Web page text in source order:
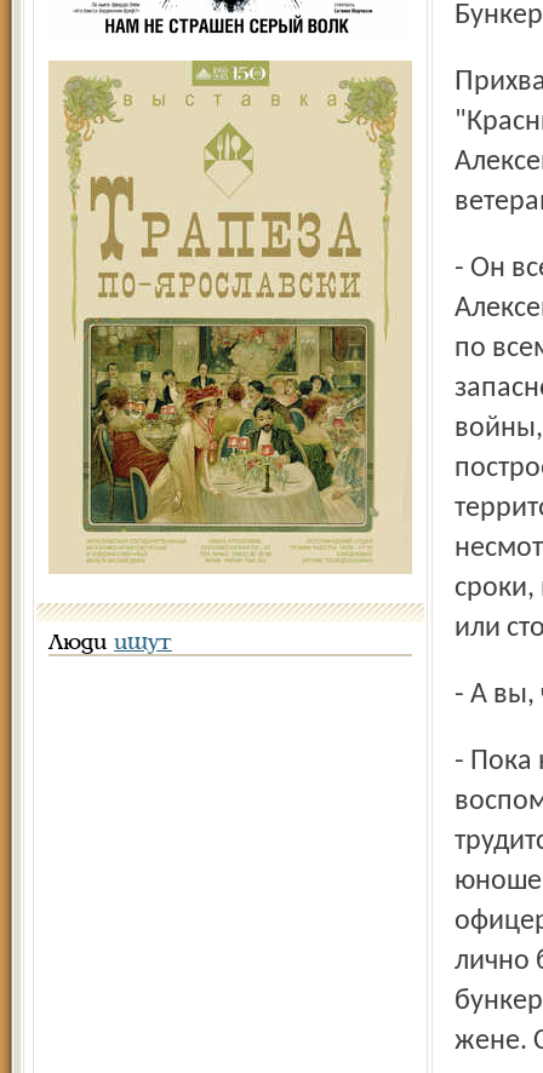
Люди ищут
Прихватив письмо Бориса Федоровича, мы отправились в
- Он все правильно изобразил, - удовлетворенно сказал
по
сроки,
или
- А
- Пока нет, но есть косвенные свидетельства, в том числе и
лично
жене.